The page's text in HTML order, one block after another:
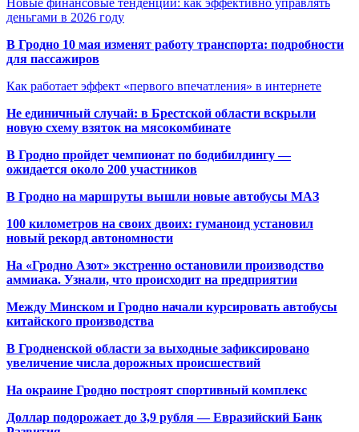
деньгами в 2026 году
В Гродно 10 мая изменят работу транспорта: подробности
для пассажиров
Как работает эффект «первого впечатления» в интернете
Не единичный случай: в Брестской области вскрыли
новую схему взяток на мясокомбинате
В Гродно пройдет чемпионат по бодибилдингу —
ожидается около 200 участников
В Гродно на маршруты вышли новые автобусы МАЗ
100 километров на своих двоих: гуманоид установил
новый рекорд автономности
На «Гродно Азот» экстренно остановили производство
аммиака. Узнали, что происходит на предприятии
Между Минском и Гродно начали курсировать автобусы
китайского производства
В Гродненской области за выходные зафиксировано
увеличение числа дорожных происшествий
На окраине Гродно построят спортивный комплекс
Доллар подорожает до 3,9 рубля — Евразийский Банк